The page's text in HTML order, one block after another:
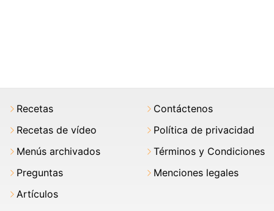
Recetas
Recetas de vídeo
Menús archivados
Preguntas
Artículos
Contáctenos
Política de privacidad
Términos y Condiciones
Menciones legales